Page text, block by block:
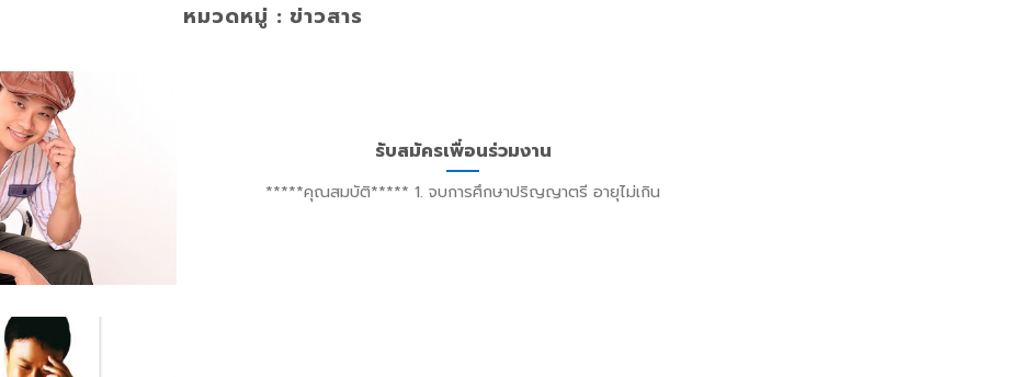
หมวดหมู่ : ข่าวสาร
รับสมัครเพื่อนร่วมงาน
*****คุณสมบัติ***** 1. จบการศึกษาปริญญาตรี อายุไม่เกิน